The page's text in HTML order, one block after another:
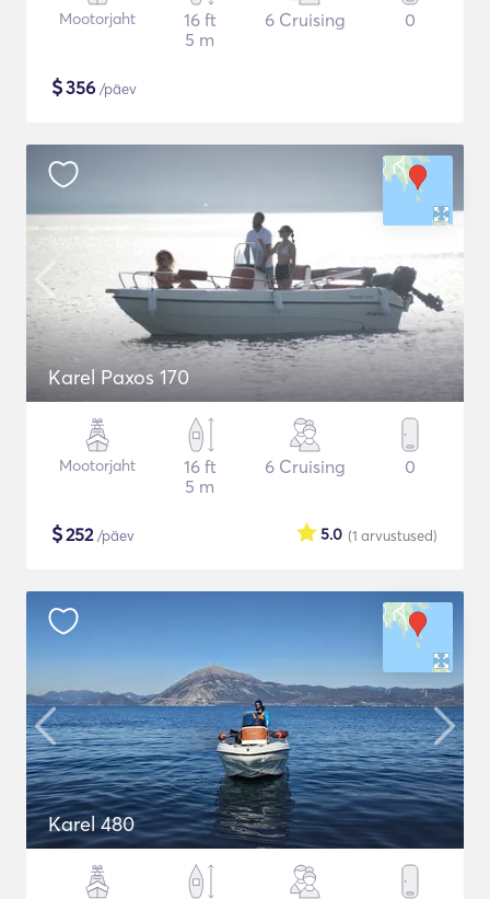
Mootorjaht
16 ft
5 m
6 Cruising 0
$356 /päev
Karel Paxos 170
Mootorjaht
16 ft
5 m
6 Cruising 0
$252/päev (1 arvustused)
5.0
Karel 480